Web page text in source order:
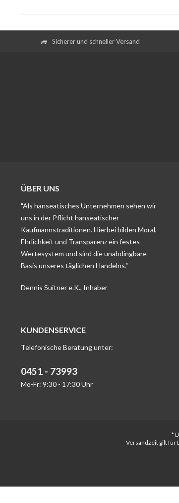
Sicherer und schneller Versand
ÜBER UNS
"Als hanseatisches Unternehmen sehen wir
uns in der Pflicht hanseatischer
Kaufmannstraditionen. Hierbei bilden Moral,
Ehrlichkeit und Transparenz ein festes
Wertesystem und sind die unabdingbare
Basis unseres täglichen Handelns."
Dennis Suitner e.K., Inhaber
KUNDENSERVICE
Telefonische Beratung unter:
0451 - 73993
Mo-Fr: 9:30 - 17:30 Uhr
*
Versandzeit gilt für